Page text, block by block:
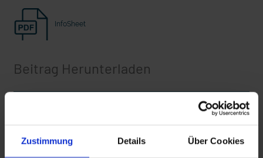
Zustimmung Details Über Cookies
InfoSheet
Beitrag Herunterladen
CLEAN_StraSo